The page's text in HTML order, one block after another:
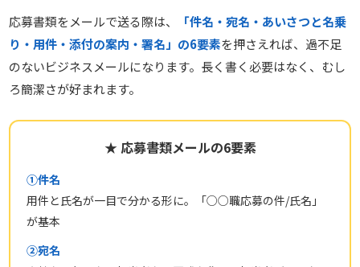
応募書類をメールで送る際は、
「件名・宛名・あいさつと名乗
り・用件・添付の案内・署名」の6要素を押さえれば、過不足
のないビジネスメールになります。長く書く必要はなく、むし
ろ簡潔さが好まれます。
★ 応募書類メールの6要素
①件名
用件と氏名が一目で分かる形に。「○○職応募の件/氏名」
が基本
②宛名